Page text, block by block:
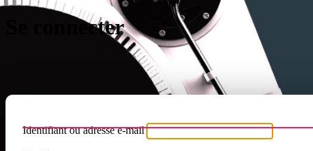
Se connecter
Identifiant ou adresse e-mail